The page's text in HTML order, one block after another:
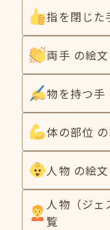
指を閉じた
両手 の絵
物を持つ手
体の部位
人物 の絵
人物（ジェ
覧